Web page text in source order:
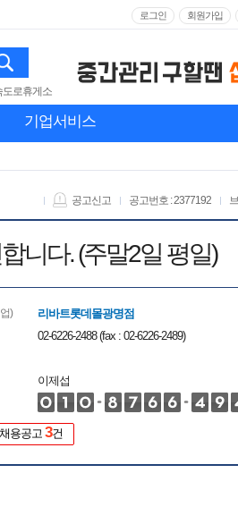
로그인 회원가입
도로휴게소
기업서비스
공고번호 : 2377192
공고신고
니다. (주말2일 평일)
) 리바트롯데몰광명점
02-6226-2488 (fax : 02-6226-2489)
이제섭
용공고 3건